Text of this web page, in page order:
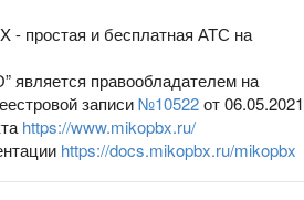
- простая и бесплатная АТС на
правообладателем на
записи№10522от 06.05.2021
https://www.mikopbx.ru/
https://docs.mikopbx.ru/mikopbx